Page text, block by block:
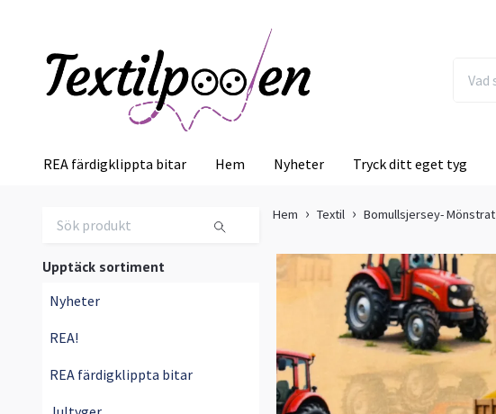
REA färdigklippta bitar Hem Nyheter Tryck ditt eget tyg
Upptäck sortiment
Nyheter
REA!
REA färdigklippta bitar
Hem Textil Bomullsjersey- Mönstrat